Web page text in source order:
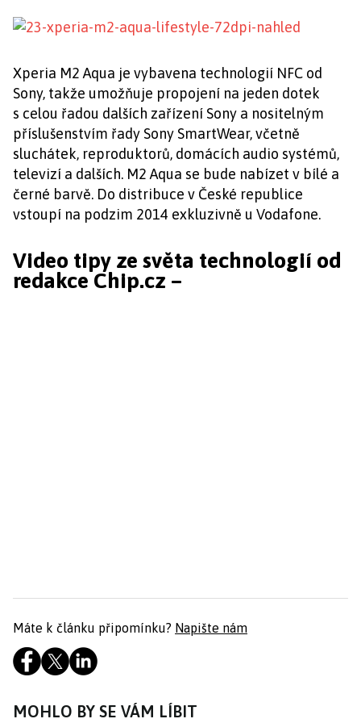
Xperia M2 Aqua je vybavena technologií NFC od
Sony, takže umožňuje propojení na jeden dotek
s celou řadou dalších zařízení Sony a nositelným
příslušenstvím řady Sony SmartWear, včetně
sluchátek, reproduktorů, domácích audio systémů,
televizí a dalších. M2 Aqua se bude nabízet v bílé a
černé barvě. Do distribuce v České republice
vstoupí na podzim 2014 exkluzivně u Vodafone.
Video tipy ze světa technologií od
redakce Chip.cz –
Máte k článku připomínku? Napište nám
MOHLO BY SE VÁM LÍBIT